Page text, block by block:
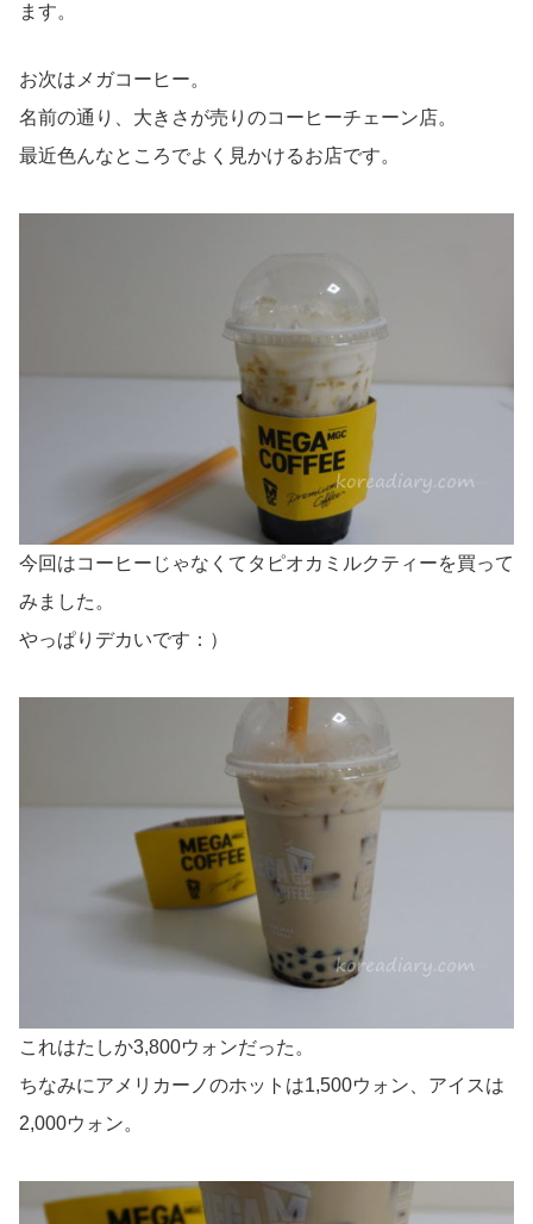
ます。
お次はメガコーヒー。
名前の通り、大きさが売りのコーヒーチェーン店。
最近色んなところでよく見かけるお店です。
今回はコーヒーじゃなくてタピオカミルクティーを買って
みました。
やっぱりデカいです：）
これはたしか3,800ウォンだった。
ちなみにアメリカーノのホットは1,500ウォン、アイスは
2,000ウォン。